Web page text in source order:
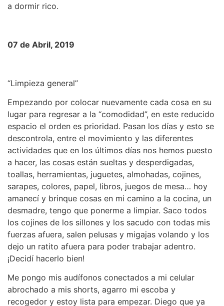
a dormir rico.
07 de Abril, 2019
“Limpieza general”
Empezando por colocar nuevamente cada cosa en su
lugar para regresar a la “comodidad”, en este reducido
espacio el orden es prioridad. Pasan los días y esto se
descontrola, entre el movimiento y las diferentes
actividades que en los últimos días nos hemos puesto
a hacer, las cosas están sueltas y desperdigadas,
toallas, herramientas, juguetes, almohadas, cojines,
sarapes, colores, papel, libros, juegos de mesa… hoy
amanecí y brinque cosas en mi camino a la cocina, un
desmadre, tengo que ponerme a limpiar. Saco todos
los cojines de los sillones y los sacudo con todas mis
fuerzas afuera, salen pelusas y migajas volando y los
dejo un ratito afuera para poder trabajar adentro.
¡Decidí hacerlo bien!
Me pongo mis audífonos conectados a mi celular
abrochado a mis shorts, agarro mi escoba y
recogedor y estoy lista para empezar. Diego que ya